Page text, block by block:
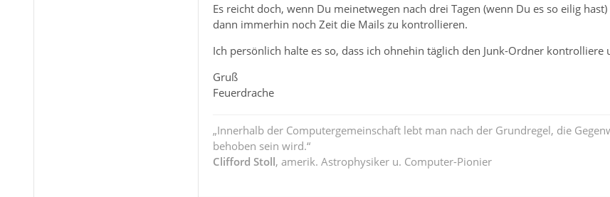
Es reicht doch, wenn Du meinetwegen nach drei Tagen (wenn Du es so eilig
dann immerhin noch Zeit die Mails zu kontrollieren.
Ich persönlich halte es so, dass ich ohnehin täglich den Junk-Ordner kontrolliere
Gruß
Feuerdrache
„Innerhalb der Computergemeinschaft lebt man nach der Grundregel, die
behoben sein wird.“
Clifford Stoll, amerik. Astrophysiker u. Computer-Pionier